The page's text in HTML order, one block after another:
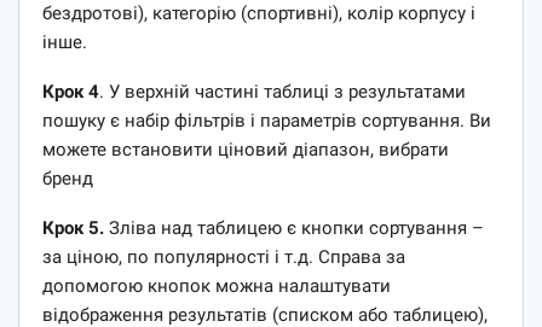
бездротові), категорію (спортивні), колір корпусу і
інше.
Крок 4. У верхній частині таблиці з результатами
пошуку є набір фільтрів і параметрів сортування. Ви
можете встановити ціновий діапазон, вибрати
бренд
Крок 5. Зліва над таблицею є кнопки сортування –
за ціною, по популярності і т.д. Справа за
допомогою кнопок можна налаштувати
відображення результатів (списком або таблицею),